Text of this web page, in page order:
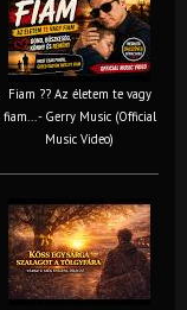
Fiam ?‍? Az életem te vagy
fiam... - Gerry Music (Official
Music Video)